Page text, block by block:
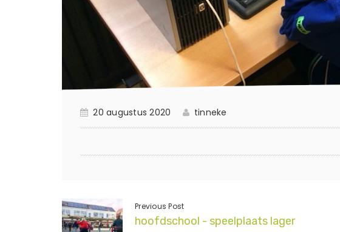
20 augustus 2020 tinneke
Previous Post
hoofdschool - speelplaats lager